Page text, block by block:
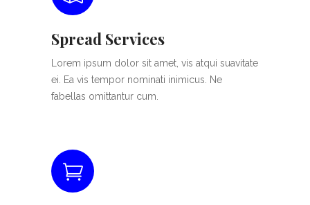
Spread Services
Lorem ipsum dolor sit amet, vis atqui suavitate
ei. Ea vis tempor nominati inimicus. Ne
fabellas omittantur cum.